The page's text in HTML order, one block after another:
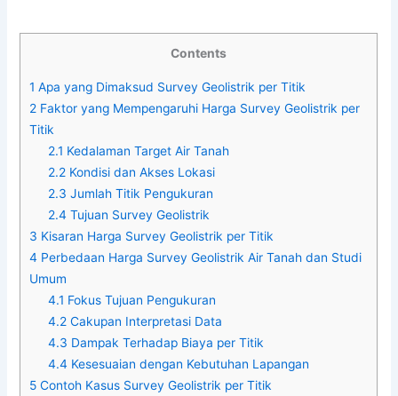
Contents
1 Apa yang Dimaksud Survey Geolistrik per Titik
2 Faktor yang Mempengaruhi Harga Survey Geolistrik per
Titik
2.1 Kedalaman Target Air Tanah
2.2 Kondisi dan Akses Lokasi
2.3 Jumlah Titik Pengukuran
2.4 Tujuan Survey Geolistrik
3 Kisaran Harga Survey Geolistrik per Titik
4 Perbedaan Harga Survey Geolistrik Air Tanah dan Studi
Umum
4.1 Fokus Tujuan Pengukuran
4.2 Cakupan Interpretasi Data
4.3 Dampak Terhadap Biaya per Titik
4.4 Kesesuaian dengan Kebutuhan Lapangan
5 Contoh Kasus Survey Geolistrik per Titik